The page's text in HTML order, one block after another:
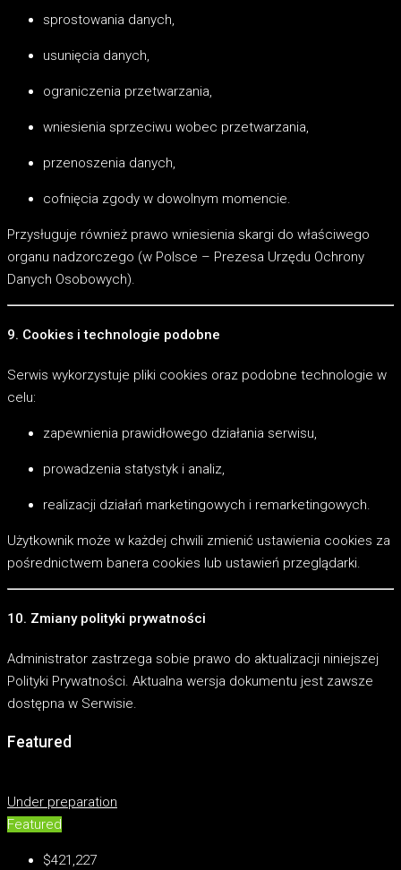
sprostowania danych,
usunięcia danych,
ograniczenia przetwarzania,
wniesienia sprzeciwu wobec przetwarzania,
przenoszenia danych,
cofnięcia zgody w dowolnym momencie.
Przysługuje również prawo wniesienia skargi do właściwego
organu nadzorczego (w Polsce – Prezesa Urzędu Ochrony
Danych Osobowych).
9. Cookies i technologie podobne
Serwis wykorzystuje pliki cookies oraz podobne technologie w
celu:
zapewnienia prawidłowego działania serwisu,
prowadzenia statystyk i analiz,
realizacji działań marketingowych i remarketingowych.
Użytkownik może w każdej chwili zmienić ustawienia cookies za
pośrednictwem banera cookies lub ustawień przeglądarki.
10. Zmiany polityki prywatności
Administrator zastrzega sobie prawo do aktualizacji niniejszej
Polityki Prywatności. Aktualna wersja dokumentu jest zawsze
dostępna w Serwisie.
Featured
Under preparation
Featured
$421,227